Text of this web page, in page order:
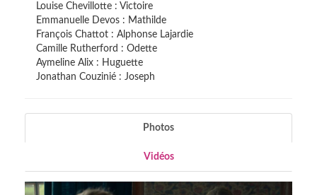
Louise Chevillotte : Victoire
Emmanuelle Devos : Mathilde
François Chattot : Alphonse Lajardie
Camille Rutherford : Odette
Aymeline Alix : Huguette
Jonathan Couzinié : Joseph
Photos
Vidéos